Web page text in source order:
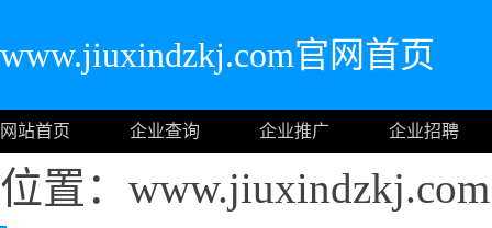
www.jiuxindzkj.com官网首页
网站首页 企业查询 企业推广 企业招聘
位置：